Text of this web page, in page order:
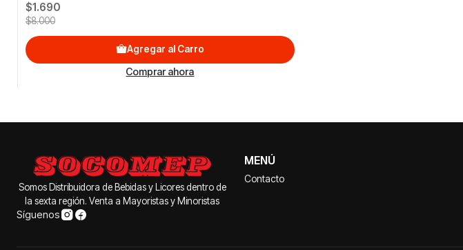
$1.690
$8.000
Agregar al Carro
Comprar ahora
Somos Distribuidora de Bebidas y Licores dentro de
la sexta región. Venta a Mayoristas y Minoristas
Síguenos
MENÚ
Contacto